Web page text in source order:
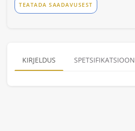
TEATADA SAADAVUSEST
KIRJELDUS SPETSIFIKATSIOON